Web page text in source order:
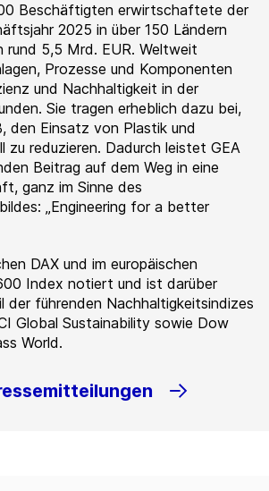
Beschäftigten erwirtschaftete der
2025 in über 150 Ländern
rund 5,5 Mrd. EUR. Weltweit
Prozesse und Komponenten
und Nachhaltigkeit in der
Sie tragen erheblich dazu bei,
den Einsatz von Plastik und
zu reduzieren. Dadurch leistet GEA
Beitrag auf dem Weg in eine
ganz im Sinne des
„Engineering for a better
DAX und im europäischen
Index notiert und ist darüber
der führenden Nachhaltigkeitsindizes
Global Sustainability sowie Dow
World.